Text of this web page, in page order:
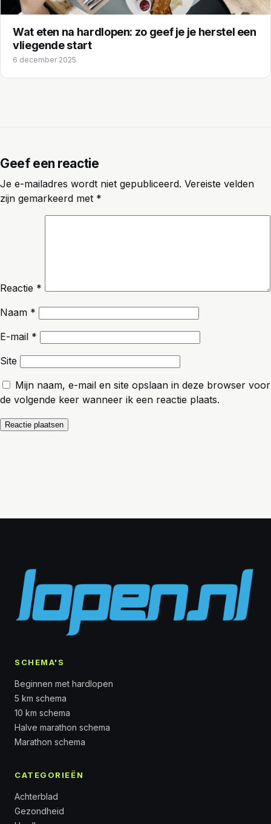
Wat eten na hardlopen: zo geef je je herstel een
vliegende start
6 december 2025
Geef een reactie
Je e-mailadres wordt niet gepubliceerd. Vereiste velden
zijn gemarkeerd met *
Reactie *
Naam *
E-mail *
Site
Mijn naam, e-mail en site opslaan in deze browser voor
de volgende keer wanneer ik een reactie plaats.
SCHEMA'S
Beginnen met hardlopen
5 km schema
10 km schema
Halve marathon schema
Marathon schema
CATEGORIEËN
Achterblad
Gezondheid